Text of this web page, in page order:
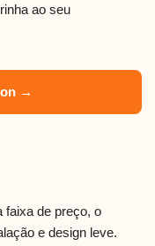
ao seu
→
faixa de preço, o
e design leve.